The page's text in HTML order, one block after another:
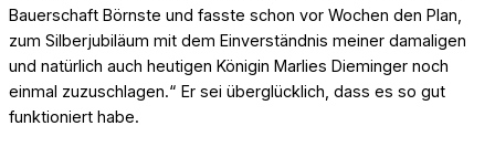
Bauerschaft Börnste und fasste schon vor Wochen den Plan,
zum Silberjubiläum mit dem Einverständnis meiner damaligen
und natürlich auch heutigen Königin Marlies Dieminger noch
einmal zuzuschlagen.“ Er sei überglücklich, dass es so gut
funktioniert habe.